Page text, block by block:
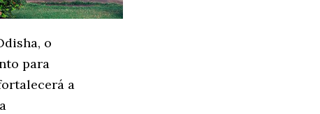
o
para
a